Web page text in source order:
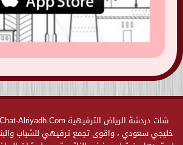
خليجي سعودي ، واقوى تجمع ترفيهي للشباب